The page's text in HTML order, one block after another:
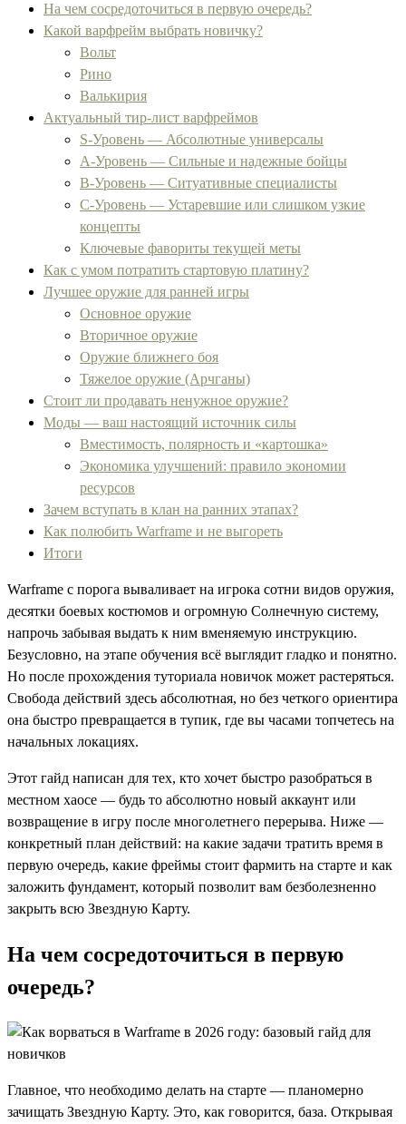
На чем сосредоточиться в первую очередь?
Какой варфрейм выбрать новичку?
Вольт
Рино
Валькирия
Актуальный тир-лист варфреймов
S-Уровень — Абсолютные универсалы
A-Уровень — Сильные и надежные бойцы
B-Уровень — Ситуативные специалисты
C-Уровень — Устаревшие или слишком узкие
концепты
Ключевые фавориты текущей меты
Как с умом потратить стартовую платину?
Лучшее оружие для ранней игры
Основное оружие
Вторичное оружие
Оружие ближнего боя
Тяжелое оружие (Арчганы)
Стоит ли продавать ненужное оружие?
Моды — ваш настоящий источник силы
Вместимость, полярность и «картошка»
Экономика улучшений: правило экономии
ресурсов
Зачем вступать в клан на ранних этапах?
Как полюбить Warframe и не выгореть
Итоги
Warframe с порога вываливает на игрока сотни видов оружия,
десятки боевых костюмов и огромную Солнечную систему,
напрочь забывая выдать к ним вменяемую инструкцию.
Безусловно, на этапе обучения всё выглядит гладко и понятно.
Но после прохождения туториала новичок может растеряться.
Свобода действий здесь абсолютная, но без четкого ориентира
она быстро превращается в тупик, где вы часами топчетесь на
начальных локациях.
Этот гайд написан для тех, кто хочет быстро разобраться в
местном хаосе — будь то абсолютно новый аккаунт или
возвращение в игру после многолетнего перерыва. Ниже —
конкретный план действий: на какие задачи тратить время в
первую очередь, какие фреймы стоит фармить на старте и как
заложить фундамент, который позволит вам безболезненно
закрыть всю Звездную Карту.
На чем сосредоточиться в первую
очередь?
Главное, что необходимо делать на старте — планомерно
зачищать Звездную Карту. Это, как говорится, база. Открывая